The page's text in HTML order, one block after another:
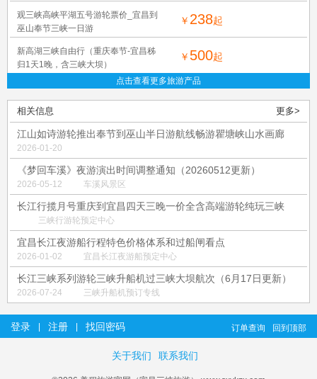
观三峡高峡平湖五号游轮票价_宜昌到
巫山奉节三峡一日游
￥ 238起
新高湖三峡自由行（重庆奉节-宜昌秭
归1天1晚，含三峡大坝）
￥ 500起
点击查看更多旅游产品
相关信息 更多>
江山如诗游轮推出奉节到巫山半日游航线畅游瞿塘峡山水画廊
2026-01-20
《梦回车溪》夜游演出时间调整通知（20260512更新）
2026-05-12 车溪风景区
长江行揽月号重庆到宜昌四天三晚一价全含高端游轮纯玩三峡
三峡行游轮预定中心
宜昌长江夜游船行程特色价格体系和过船闸看点
2026-01-02 宜昌长江夜游船预定中心
长江三峡系列游轮三峡升船机过三峡大坝航次（6月17日更新）
2026-07-24 三峡升船机预订专线
登录 注册 找回密码 回到顶部
订单查询
关于我们 联系我们